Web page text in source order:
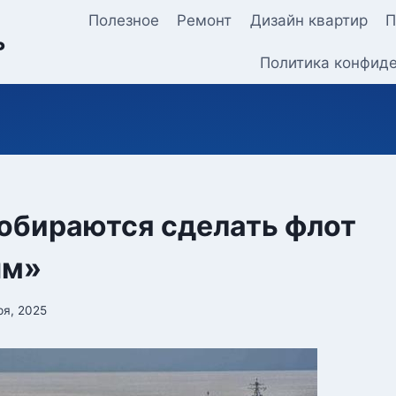
Полезное Ремонт Дизайн квартир
Политика
сделать флот
2025